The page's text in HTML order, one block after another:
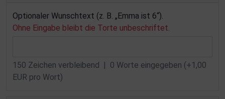
Optionaler Wunschtext (z. B. „Emma ist 6“).
Ohne Eingabe bleibt die Torte unbeschriftet.
150 Zeichen verbleibend | 0 Worte eingegeben (+1,00
EUR pro Wort)